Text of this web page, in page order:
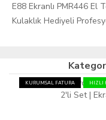
E88 Ekranlı PMR446 El
Kulaklık Hediyeli
KURUMSAL FATURA HIZLI